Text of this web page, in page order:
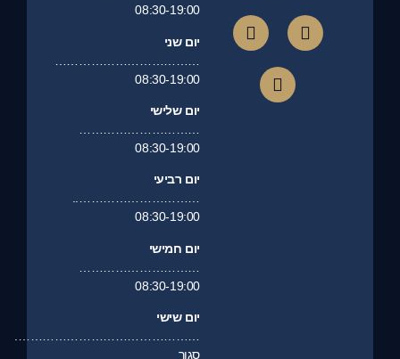
08:30-19:00
יום שני
08:30-19:00
יום שלישי
08:30-19:00
יום רביעי
…………………………..
08:30-19:00
יום חמישי
08:30-19:00
יום שישי
……………………………………….
סגור